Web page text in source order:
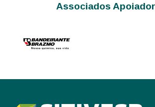
Associados